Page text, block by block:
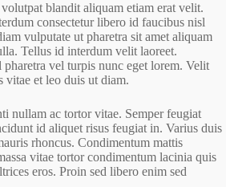
blandit aliquam etiam erat velit.
consectetur libero id faucibus nisl
vulputate ut pharetra sit amet aliquam
Tellus id interdum velit laoreet.
vel turpis nunc eget lorem. Velit
vitae et leo duis ut diam.
nullam ac tortor vitae. Semper feugiat
id aliquet risus feugiat in. Varius duis
rhoncus. Condimentum mattis
vitae tortor condimentum lacinia quis
eros. Proin sed libero enim sed